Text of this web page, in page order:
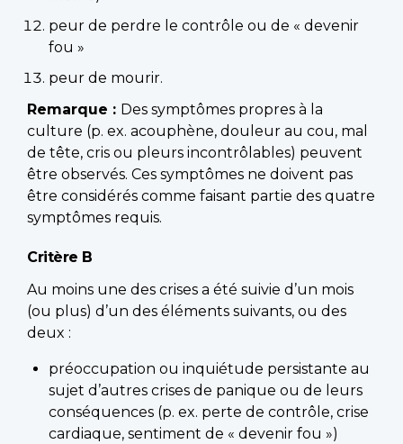
peur de perdre le contrôle ou de « devenir
fou »
peur de mourir.
Remarque : Des symptômes propres à la
culture (p. ex. acouphène, douleur au cou, mal
de tête, cris ou pleurs incontrôlables) peuvent
être observés. Ces symptômes ne doivent pas
être considérés comme faisant partie des quatre
symptômes requis.
Critère B
Au moins une des crises a été suivie d’un mois
(ou plus) d’un des éléments suivants, ou des
deux :
préoccupation ou inquiétude persistante au
sujet d’autres crises de panique ou de leurs
conséquences (p. ex. perte de contrôle, crise
cardiaque, sentiment de « devenir fou »)